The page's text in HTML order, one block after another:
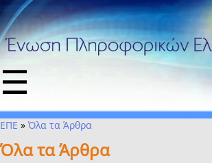
☰
ΕΠΕ » Όλα τα Άρθρα
Όλα τα Άρθρα